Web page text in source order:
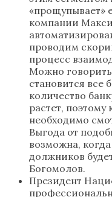
«прощупывает»
компании
проводим
процесс
Можно говорить
становится все
количество
растет,
необходимо
Выгода от
возможна,
должников
Богомолов.
Президент